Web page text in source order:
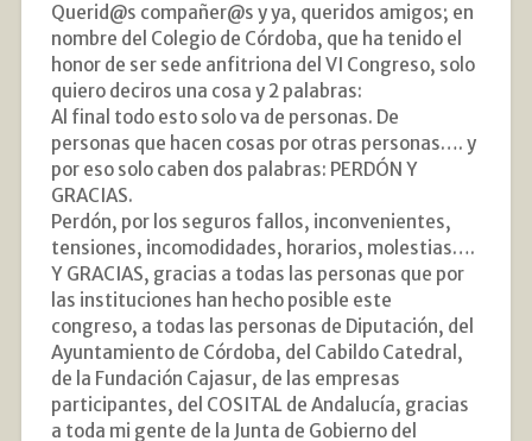
Querid@s compañer@s y ya, queridos amigos; en
nombre del Colegio de Córdoba, que ha tenido el
honor de ser sede anfitriona del VI Congreso, solo
quiero deciros una cosa y 2 palabras:
Al final todo esto solo va de personas. De
personas que hacen cosas por otras personas…. y
por eso solo caben dos palabras: PERDÓN Y
GRACIAS.
Perdón, por los seguros fallos, inconvenientes,
tensiones, incomodidades, horarios, molestias….
Y GRACIAS, gracias a todas las personas que por
las instituciones han hecho posible este
congreso, a todas las personas de Diputación, del
Ayuntamiento de Córdoba, del Cabildo Catedral,
de la Fundación Cajasur, de las empresas
participantes, del COSITAL de Andalucía, gracias
a toda mi gente de la Junta de Gobierno del